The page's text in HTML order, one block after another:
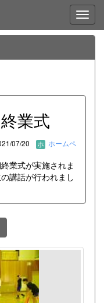
業式
07/20
ホームペ
業式が実施されま
講話が行われまし